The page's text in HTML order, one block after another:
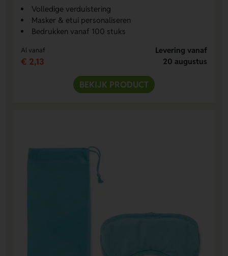
Volledige verduistering
Masker & etui personaliseren
Bedrukken vanaf 100 stuks
Al vanaf
€ 2,13
Levering vanaf
20 augustus
BEKIJK PRODUCT